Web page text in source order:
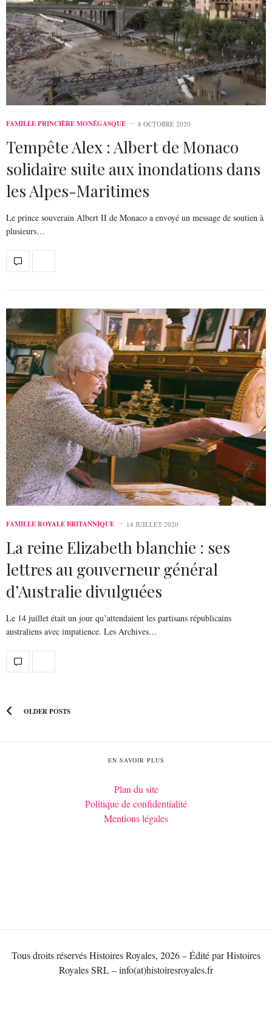
FAMILLE PRINCIÈRE MONÉGASQUE 8 OCTOBRE 2020
Tempête Alex : Albert de Monaco
solidaire suite aux inondations dans
les Alpes-Maritimes
Le prince souverain Albert II de Monaco a envoyé un message de soutien à
plusieurs…
FAMILLE ROYALE BRITANNIQUE 14 JUILLET 2020
La reine Elizabeth blanchie : ses
lettres au gouverneur général
d’Australie divulguées
Le 14 juillet était un jour qu’attendaient les partisans républicains
australiens avec impatience. Les Archives…
OLDER POSTS
EN SAVOIR PLUS
Plan du site
Politique de confidentialité
Mentions légales
Tous droits réservés Histoires Royales, 2026 – Édité par Histoires
Royales SRL – info(at)histoiresroyales.fr